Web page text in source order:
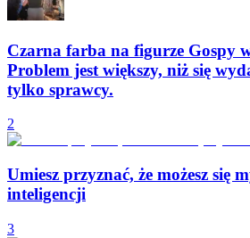
Czarna farba na figurze Gospy
Problem jest większy, niż się
tylko sprawcy.
2
Umiesz przyznać, że możesz się
inteligencji
3